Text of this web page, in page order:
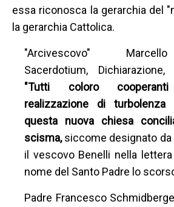
essa riconosca la gerarchia del
la gerarchia Cattolica.
"Arcivescovo"
Sacerdotium,
"Tutti coloro
realizzazione di
questa nuova chiesa
scisma,siccome designato da
il vescovo Benelli nella
nome del Santo Padre lo
Padre Francesco